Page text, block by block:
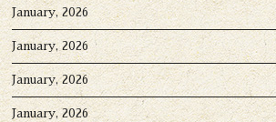
January, 2026
January, 2026
January, 2026
January, 2026